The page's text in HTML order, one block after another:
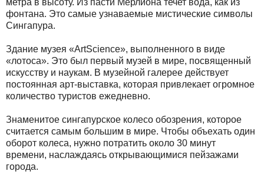
фонтана. Это самые узнаваемые мистические символы
Сингапура.
Здание музея «ArtScience», выполненного в виде
«лотоса». Это был первый музей в мире, посвященный
искусству и наукам. В музейной галерее действует
постоянная арт-выставка, которая привлекает огромное
количество туристов ежедневно.
Знаменитое сингапурское колесо обозрения, которое
считается самым большим в мире. Чтобы объехать один
оборот колеса, нужно потратить около 30 минут
времени, наслаждаясь открывающимися пейзажами
города.